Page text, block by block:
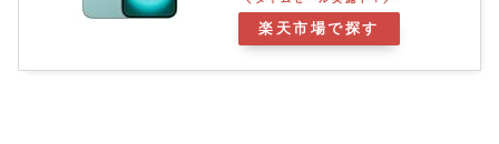
楽天市場で探す